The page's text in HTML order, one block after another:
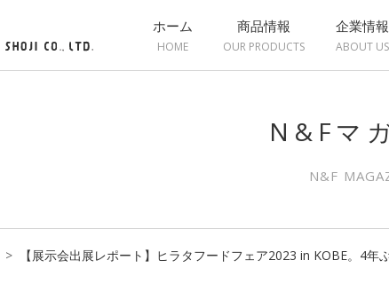
ホーム
HOME
商品情報
OUR PRODUCTS
企業情報
ABOUT US
N&Fマ
N&F
【展示会出展レポート】ヒラタフードフェア2023 in KOBE。4年